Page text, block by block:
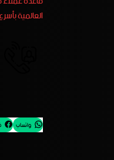
العالمية
واتساب